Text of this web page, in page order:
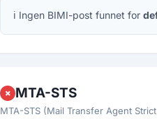
ℹ Ingen BIMI-post funnet for
✗ MTA-STS
MTA-STS (Mail Transfer Agent